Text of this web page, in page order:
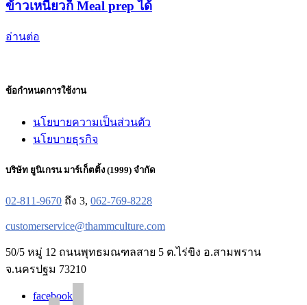
ข้าวเหนียวก็ Meal prep ได้
อ่านต่อ
ข้อกำหนดการใช้งาน
นโยบายความเป็นส่วนตัว
นโยบายธุรกิจ
บริษัท ยูนิเกรน มาร์เก็ตติ้ง (1999) จำกัด
02-811-9670 ถึง 3, 062-769-8228
customerservice@thammculture.com
50/5 หมู่ 12 ถนนพุทธมณฑลสาย 5 ต.ไร่ขิง อ.สามพราน
จ.นครปฐม 73210
facebook